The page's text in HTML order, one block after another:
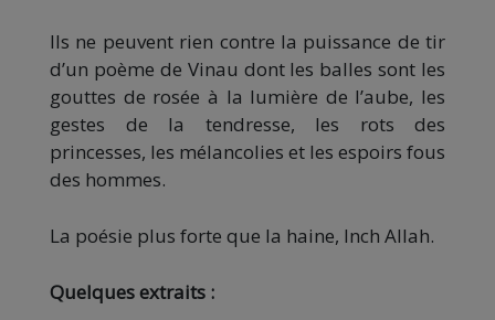
Ils ne peuvent rien contre la puissance de tir
d’un poème de Vinau dont les balles sont les
gouttes de rosée à la lumière de l’aube, les
gestes de la tendresse, les rots des
princesses, les mélancolies et les espoirs fous
des hommes.
La poésie plus forte que la haine, Inch Allah.
Quelques extraits :